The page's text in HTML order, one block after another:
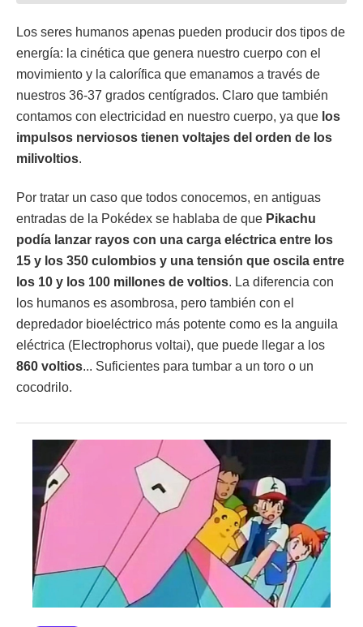
Los seres humanos apenas pueden producir dos tipos de
energía: la cinética que genera nuestro cuerpo con el
movimiento y la calorífica que emanamos a través de
nuestros 36-37 grados centígrados. Claro que también
contamos con electricidad en nuestro cuerpo, ya que los
impulsos nerviosos tienen voltajes del orden de los
milivoltios.
Por tratar un caso que todos conocemos, en antiguas
entradas de la Pokédex se hablaba de que Pikachu
podía lanzar rayos con una carga eléctrica entre los
15 y los 350 culombios y una tensión que oscila entre
los 10 y los 100 millones de voltios. La diferencia con
los humanos es asombrosa, pero también con el
depredador bioeléctrico más potente como es la anguila
eléctrica (Electrophorus voltai), que puede llegar a los
860 voltios... Suficientes para tumbar a un toro o un
cocodrilo.